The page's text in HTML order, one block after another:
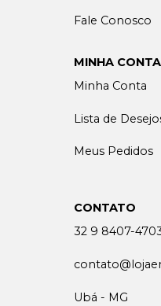
Fale Conosco
MINHA CONTA
Minha Conta
Lista de
Meus Pedidos
CONTATO
32 9 8407-
Ubá - MG